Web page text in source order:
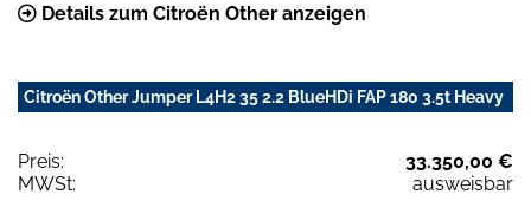
Details zum Citroën Other anzeigen
Citroën Other Jumper L4H2 35 2.2 BlueHDi FAP 180 3.5t Heavy
Preis:
33.350,00 €
MWSt:
ausweisbar